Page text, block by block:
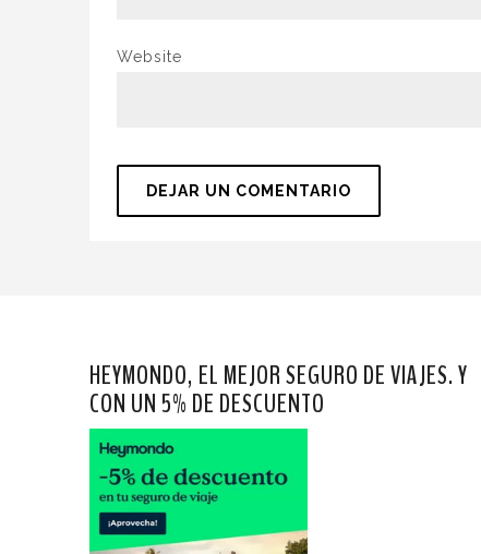
Website
HEYMONDO, EL MEJOR SEGURO DE VIAJES. Y
CON UN 5% DE DESCUENTO